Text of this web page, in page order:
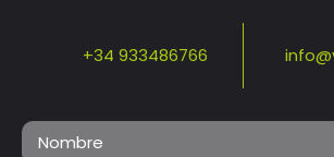
+34 933486766